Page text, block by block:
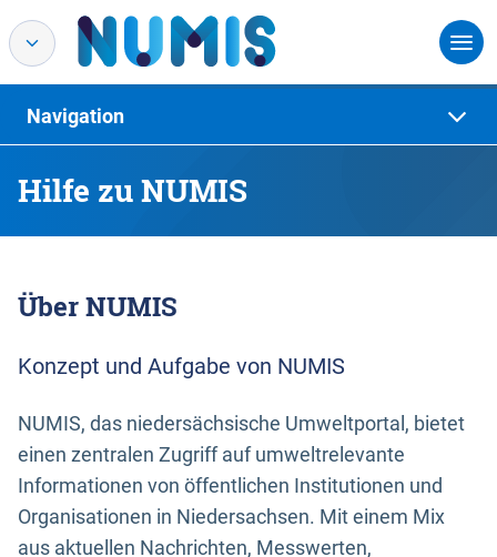
Hilfe zu NUMIS
Navigation
Über NUMIS
Konzept und Aufgabe von NUMIS
NUMIS, das niedersächsische Umweltportal, bietet
einen zentralen Zugriff auf umweltrelevante
Informationen von öffentlichen Institutionen und
Organisationen in Niedersachsen. Mit einem Mix
aus aktuellen Nachrichten, Messwerten,